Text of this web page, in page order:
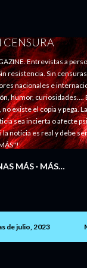
CENSURA
Entrevistas a
resistencia. Sin
nacionales e
humor, curiosidades....
existe el copia y pega.
sea incierta o afecte
noticia es real y debe
MÁS MÁS…
de julio, 2023